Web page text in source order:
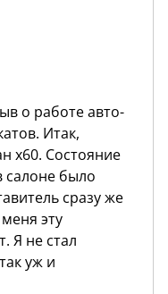
о работе авто-
Итак,
x60. Состояние
салоне было
сразу же
эту
Я не стал
уж и